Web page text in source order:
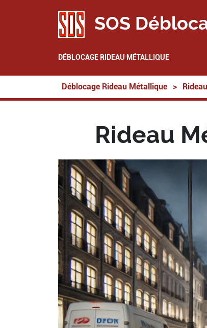
SOS
DÉBLOCAGE RIDEAU MÉTALLIQUE
Déblocage Rideau Métallique >
Rideau